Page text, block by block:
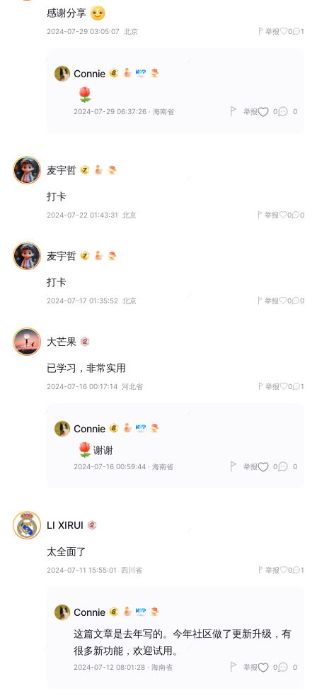
感谢分享
2024-07-29 03:05:07 北京 举报 0 1
Connie
2024-07-29 06:37:26 · 海南省 举报 0 0
麦宇哲
打卡
2024-07-22 01:43:31 北京 举报 0 0
麦宇哲
打卡
2024-07-17 01:35:52 北京 举报 0 0
大芒果
已学习，非常实用
2024-07-16 00:17:14 河北省 举报 0 1
Connie
谢谢
2024-07-16 00:59:44 · 海南省 举报 0 0
LI XIRUI
太全面了
2024-07-11 15:55:01 四川省 举报 0 1
Connie
这篇文章是去年写的。今年社区做了更新升级，有
很多新功能，欢迎试用。
2024-07-12 08:01:28 · 海南省 举报 0 0